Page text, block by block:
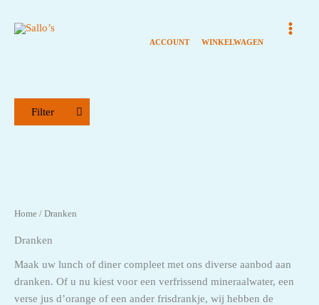
naar
Filter
Dranken
21+ dranken
Frisdrank
Warme dranken
Home / Dranken
Dranken
Maak uw lunch of diner compleet met ons diverse aanbod aan
dranken. Of u nu kiest voor een verfrissend mineraalwater, een
verse jus d’orange of een ander frisdrankje, wij hebben de